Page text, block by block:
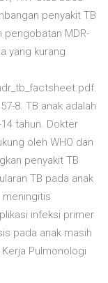
penyakit TB
pengobatan MDR-
yang kurang
8. TB anak adalah
tahun. Dokter
oleh WHO dan
penyakit TB
TB pada anak
meningitis
infeksi primer
pada anak masih
Pulmonologi